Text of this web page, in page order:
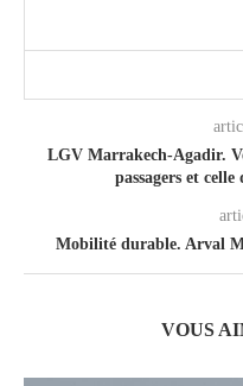
LGV Marrakech-Agadir.
passagers et
Mobilité durable. Arval
VOUS